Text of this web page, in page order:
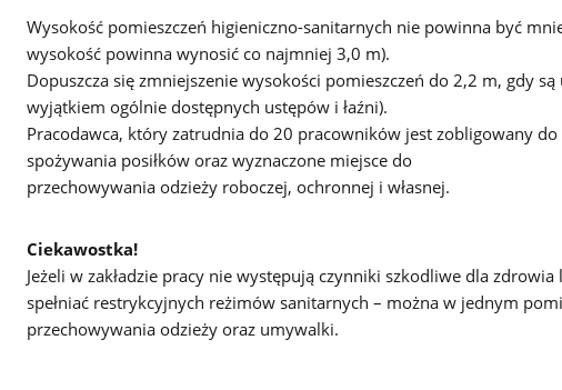
Wysokość pomieszczeń higieniczno-sanitarnych nie powinna być
wysokość powinna wynosić co najmniej 3,0 m).
Dopuszcza się zmniejszenie wysokości pomieszczeń do 2,2 m, gdy
wyjątkiem ogólnie dostępnych ustępów i łaźni).
Pracodawca, który zatrudnia do 20 pracowników jest zobligowany
spożywania posiłków oraz wyznaczone miejsce do
przechowywania odzieży roboczej, ochronnej i własnej.
Ciekawostka!
Jeżeli w zakładzie pracy nie występują czynniki szkodliwe dla
spełniać restrykcyjnych reżimów sanitarnych – można w jednym
przechowywania odzieży oraz umywalki.